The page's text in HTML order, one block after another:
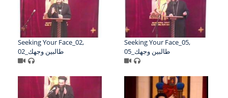
Seeking Your Face_02,
02_طالبين وجهك
Seeking Your Face_05,
05_طالبين وجهك